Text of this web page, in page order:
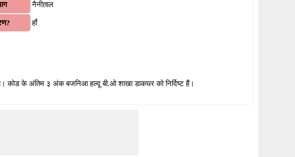
नैनीताल
हाँ
के अंतिम ३ अंक बजनिआ हल्दू बी.ओ शाखा डाकघर को निर्दिष्ट हैं।